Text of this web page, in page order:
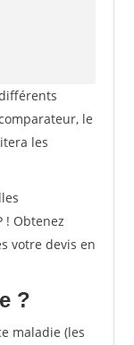
le
les
! Obtenez
votre devis en
?
maladie (les